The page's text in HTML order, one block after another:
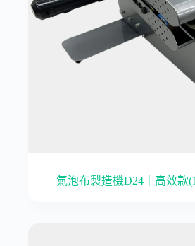
氣泡布製造機D24｜高效款